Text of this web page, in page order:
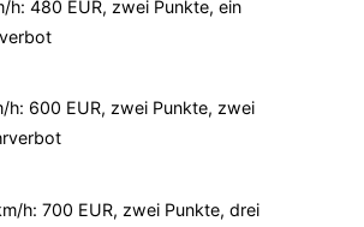
480 EUR, zwei Punkte, ein
600 EUR, zwei Punkte, zwei
h: 700 EUR, zwei Punkte, drei